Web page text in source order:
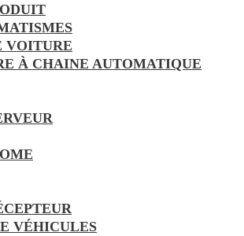
VOITURE
À CHAINE AUTOMATIQUE
VÉHICULES